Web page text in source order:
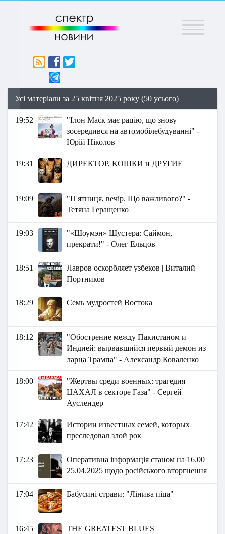
Меню
Усі матеріали за 25 квітня 2025 року (50 усього)
19:52
"Ілон Маск має рацію, що знову
зосередився на автомобілебудуванні" -
Юрій Ніколов
19:31 ДИРЕКТОР, КОШКИ и ДРУГИЕ
19:09
"П'ятниця, вечір. Що важливого?" -
Тетяна Геращенко
19:03
"«Шоумэн» Шустера: Саймон,
прекрати!" - Олег Ельцов
18:51
Лавров оскорбляет узбеков | Виталий
Портников
18:29 Семь мудростей Востока
18:12
"Обострение между Пакистаном и
Индией: вырвавшийся первый демон из
ларца Трампа" - Александр Коваленко
18:00
"Жертвы среди военных: трагедия
ЦАХАЛ в секторе Газа" - Сергей
Ауслендер
17:42
Истории известных семей, которых
преследовал злой рок
17:23
Оперативна інформація станом на 16.00
25.04.2025 щодо російського вторгнення
17:04 Бабусині страви: "Лінива піца"
16:45 THE GREATEST BLUES